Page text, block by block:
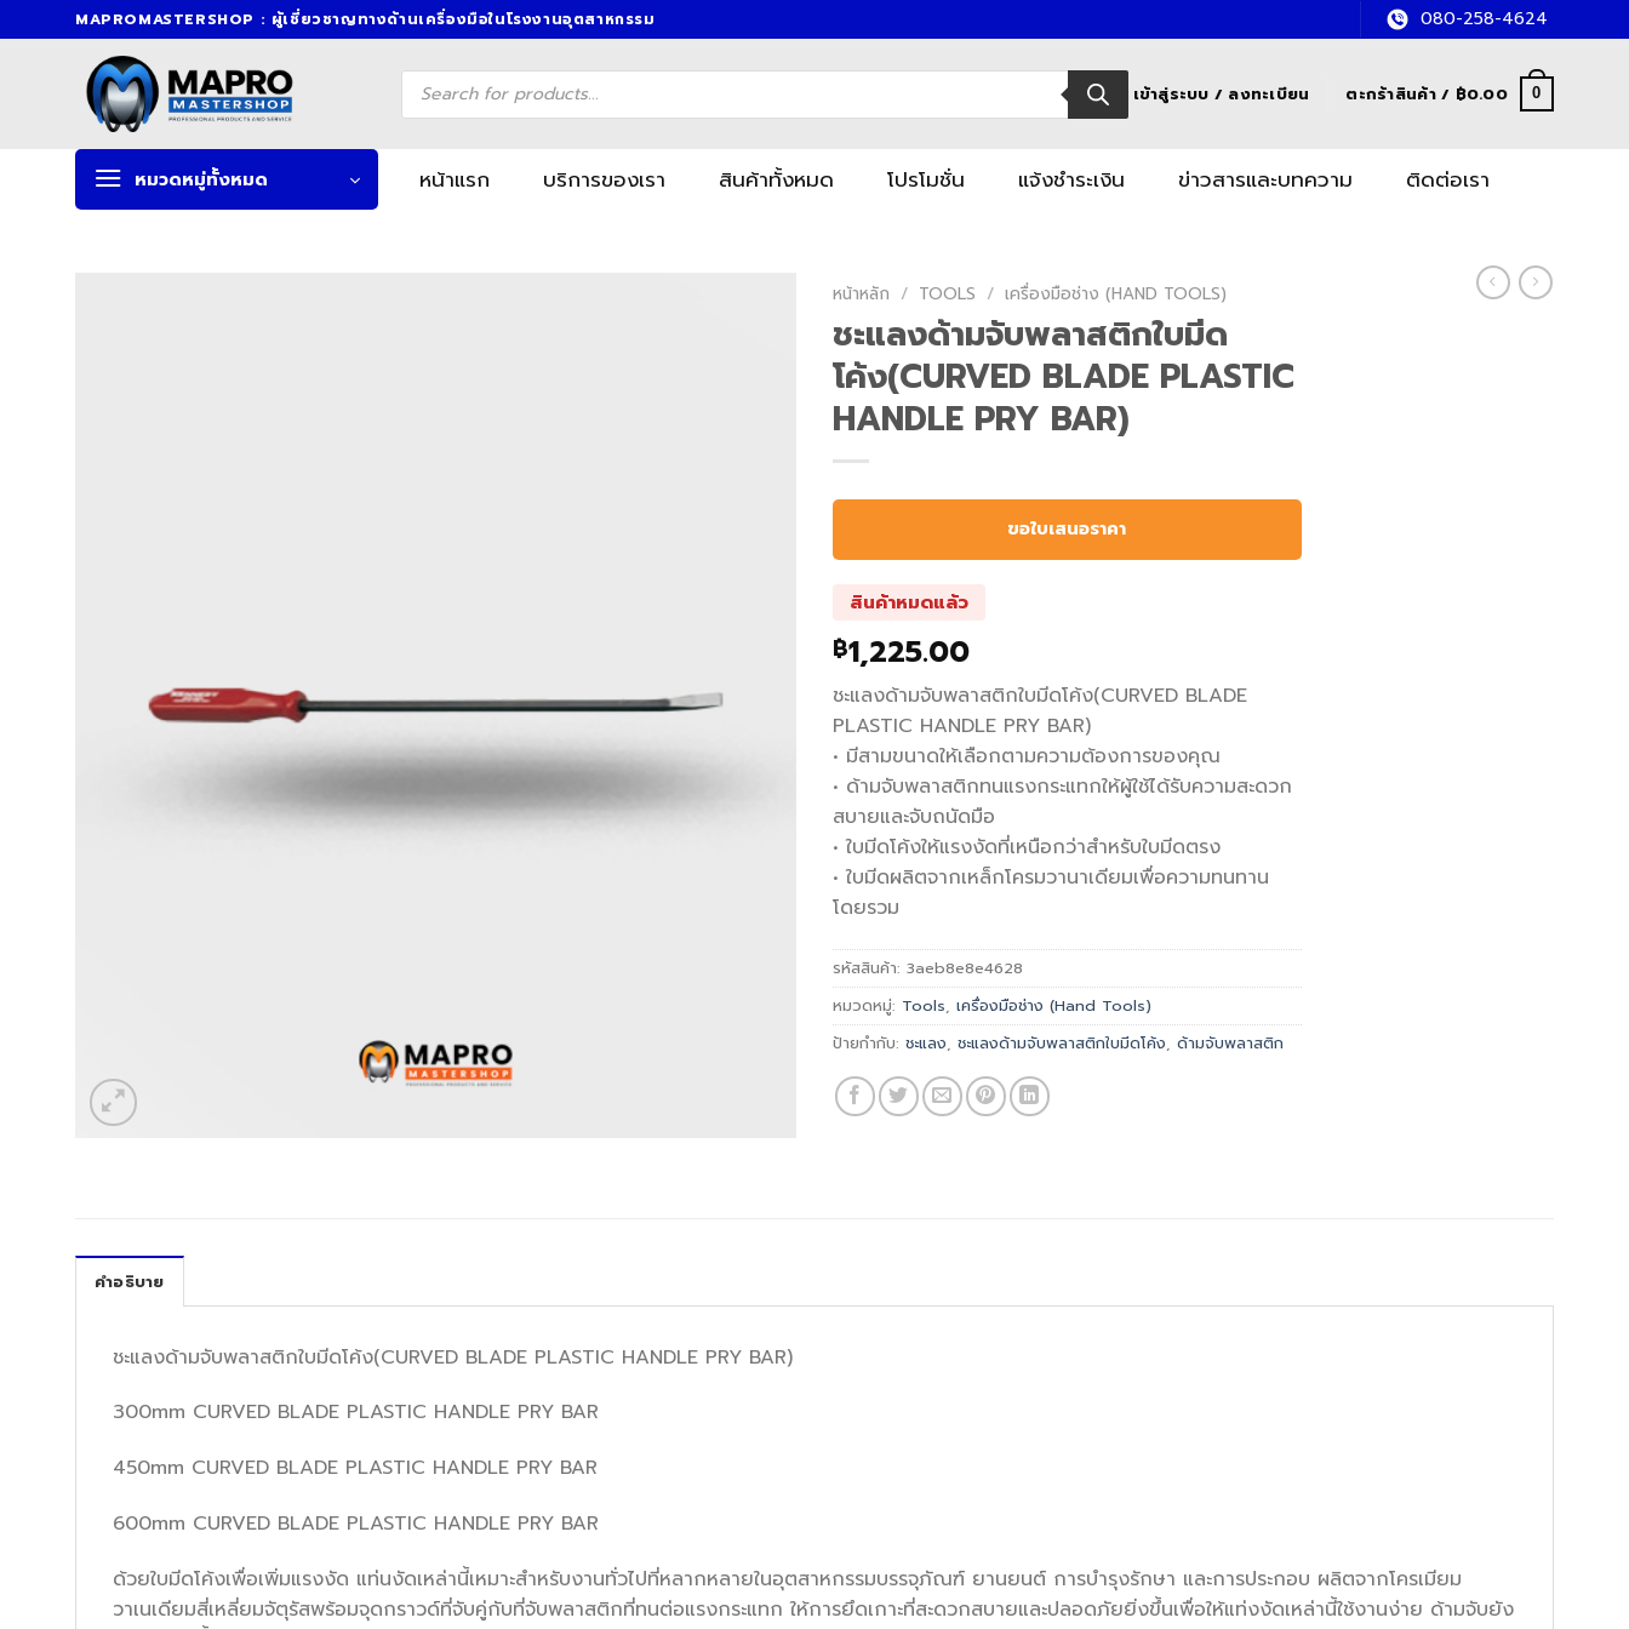
to
MAPROMASTERSHOP : ผู้เชี่ยวชาญทางด้านเครื่องมือในโรงงานอุตสาหกรรม 080-258-4624
Products
search เข้าสู่ระบบ / ลงทะเบียน ตะกร้าสินค้า / ฿0.00 0
หมวดหมู่ทั้งหมด หน้าแรก บริการของเรา สินค้าทั้งหมด โปรโมชั่น แจ้งชำระเงิน ข่าวสารและบทความ ติดต่อเรา
หน้าหลัก / TOOLS / เครื่องมือช่าง (HAND TOOLS)
ชะแลงด้ามจับพลาสติกใบมีด
โค้ง(CURVED BLADE PLASTIC
HANDLE PRY BAR)
ขอใบเสนอราคา
สินค้าหมดแล้ว
฿1,225.00
ชะแลงด้ามจับพลาสติกใบมีดโค้ง(CURVED BLADE
PLASTIC HANDLE PRY BAR)
• มีสามขนาดให้เลือกตามความต้องการของคุณ
• ด้ามจับพลาสติกทนแรงกระแทกให้ผู้ใช้ได้รับความสะดวก
สบายและจับถนัดมือ
• ใบมีดโค้งให้แรงงัดที่เหนือกว่าสำหรับใบมีดตรง
• ใบมีดผลิตจากเหล็กโครมวานาเดียมเพื่อความทนทาน
โดยรวม
รหัสสินค้า: 3aeb8e8e4628
หมวดหมู่: Tools เครื่องมือช่าง (Hand Tools)
ป้ายกำกับ: ชะแลง ชะแลงด้ามจับพลาสติกใบมีดโค้ง ด้ามจับพลาสติก
คำอธิบาย
ชะแลงด้ามจับพลาสติกใบมีดโค้ง(CURVED BLADE PLASTIC HANDLE PRY BAR)
300mm CURVED BLADE PLASTIC HANDLE PRY BAR
450mm CURVED BLADE PLASTIC HANDLE PRY BAR
600mm CURVED BLADE PLASTIC HANDLE PRY BAR
ด้วยใบมีดโค้งเพื่อเพิ่มแรงงัด แท่นงัดเหล่านี้เหมาะสำหรับงานทั่วไปที่หลากหลายในอุตสาหกรรมบรรจุภัณฑ์ ยานยนต์ การบำรุงรักษา และการประกอบ ผลิตจากโครเมียม
วาเนเดียมสี่เหลี่ยมจัตุรัสพร้อมจุดกราวด์ที่จับคู่กับที่จับพลาสติกที่ทนต่อแรงกระแทก ให้การยึดเกาะที่สะดวกสบายและปลอดภัยยิ่งขึ้นเพื่อให้แท่งงัดเหล่านี้ใช้งานง่าย ด้ามจับยัง